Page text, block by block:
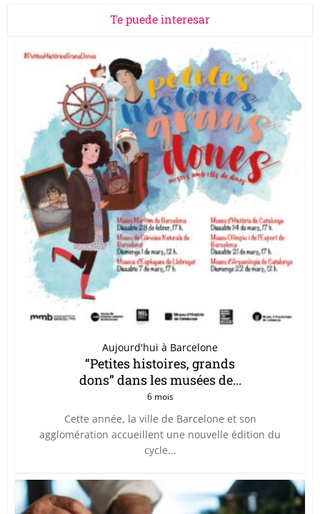
Te puede interesar
Aujourd'hui à Barcelone
“Petites histoires, grands
dons” dans les musées de...
6 mois
Cette année, la ville de Barcelone et son
agglomération accueillent une nouvelle édition du
cycle...